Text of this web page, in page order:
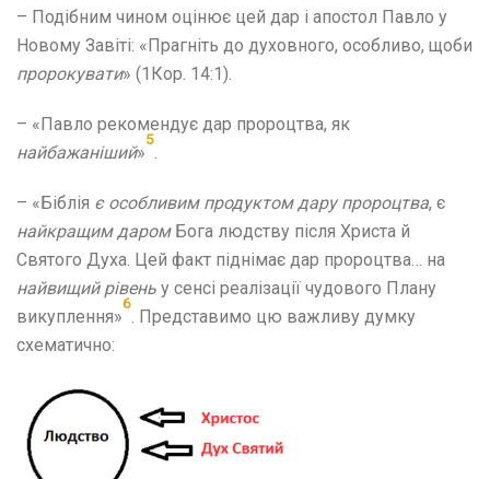
– Подібним чином оцінює цей дар і апостол Павло у
Новому Завіті: «Прагніть до духовного, особливо, щоби
пророкувати» (1Кор. 14:1).
– «Павло рекомендує дар пророцтва, як
найбажаніший»
5
.
– «Біблія є особливим продуктом дару пророцтва, є
найкращим даромБога людству після Христа й
Святого Духа. Цей факт піднімає дар пророцтва… на
найвищий рівень у сенсі реалізації чудового Плану
викуплення»
6
. Представимо цю важливу думку
схематично: